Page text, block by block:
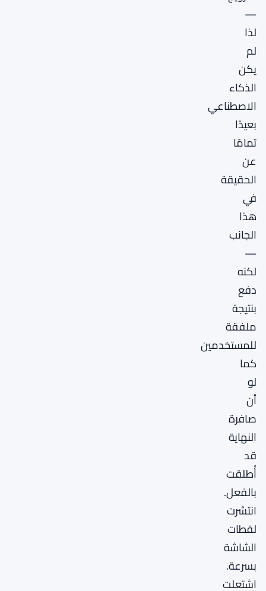
—
لذا
لم
يكن
الذكاء
الاصطناعي
بعيدًا
تمامًا
عن
الحقيقة
في
هذا
الجانب
—
لكنه
دفع
بنتيجة
ملفقة
للمستخدمين
كما
لو
أن
صافرة
النهاية
قد
أُطلقت
بالفعل.
انتشرت
لقطات
الشاشة
بسرعة.
اشتعلت